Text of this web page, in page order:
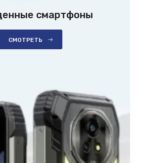
смартфоны
СМОТРЕТЬ